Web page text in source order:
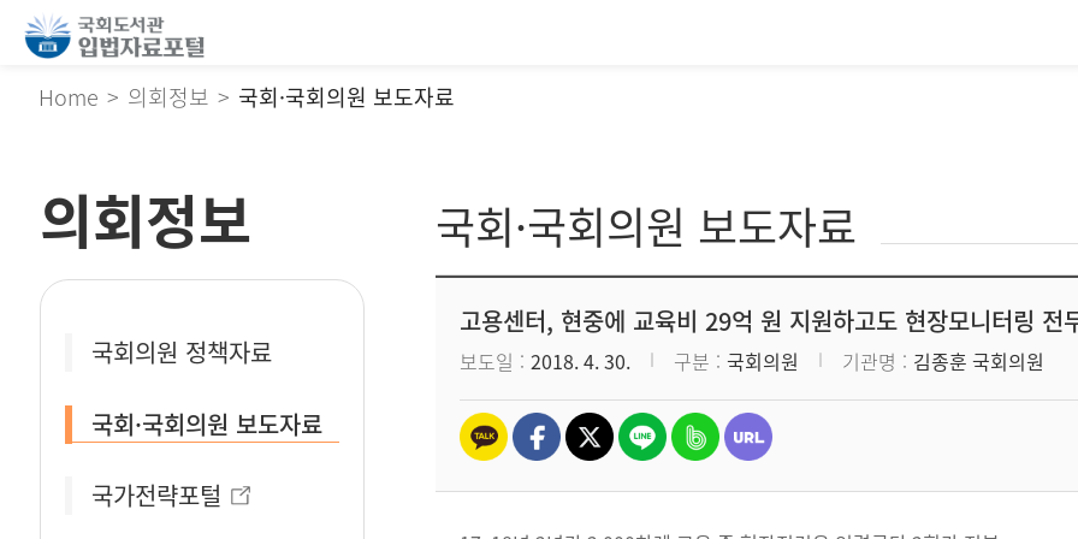
Home 의회정보 국회·국회의원 보도자료
의회정보
국회의원 정책자료
국회·국회의원 보도자료
국가전략포털
국회·국회의원 보도자료
고용센터, 현중에 교육비 29억 원 지원하고도 현장모니터링 전
보도일 2018. 4. 30. 구분 국회의원 기관명 김종훈 국회의원